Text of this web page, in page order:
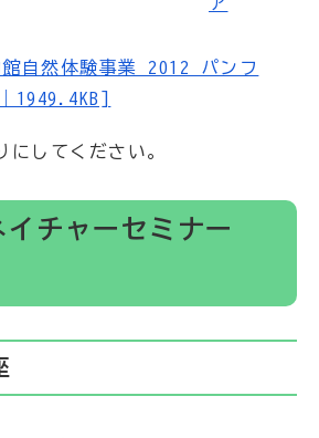
館自然体験事業 2012 パンフ
1949.4KB]
にしてください。
イチャーセミナー